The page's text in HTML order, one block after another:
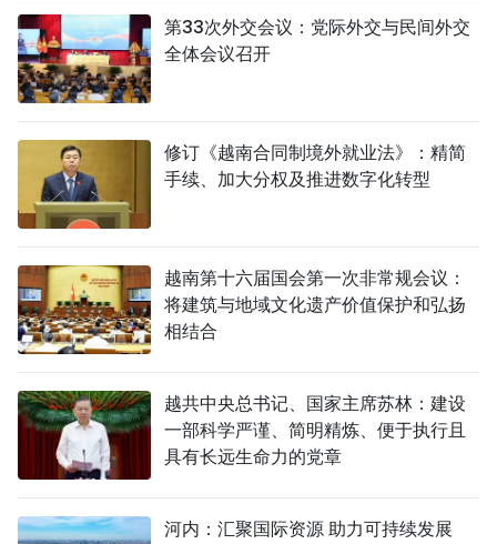
第33次外交会议：党际外交与民间外交
全体会议召开
修订《越南合同制境外就业法》：精简
手续、加大分权及推进数字化转型
越南第十六届国会第一次非常规会议：
将建筑与地域文化遗产价值保护和弘扬
相结合
越共中央总书记、国家主席苏林：建设
一部科学严谨、简明精炼、便于执行且
具有长远生命力的党章
河内：汇聚国际资源 助力可持续发展